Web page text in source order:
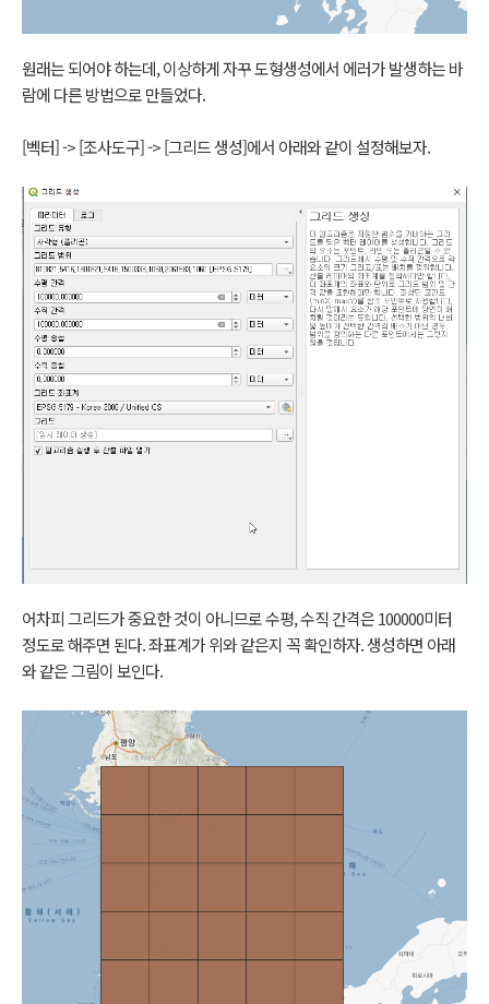
원래는 되어야 하는데, 이상하게 자꾸 도형생성에서 에러가 발생하는 바
람에 다른 방법으로 만들었다.
[벡터] -> [조사도구] -> [그리드 생성]에서 아래와 같이 설정해보자.
어차피 그리드가 중요한 것이 아니므로 수평, 수직 간격은 100000미터
정도로 해주면 된다. 좌표계가 위와 같은지 꼭 확인하자. 생성하면 아래
와 같은 그림이 보인다.